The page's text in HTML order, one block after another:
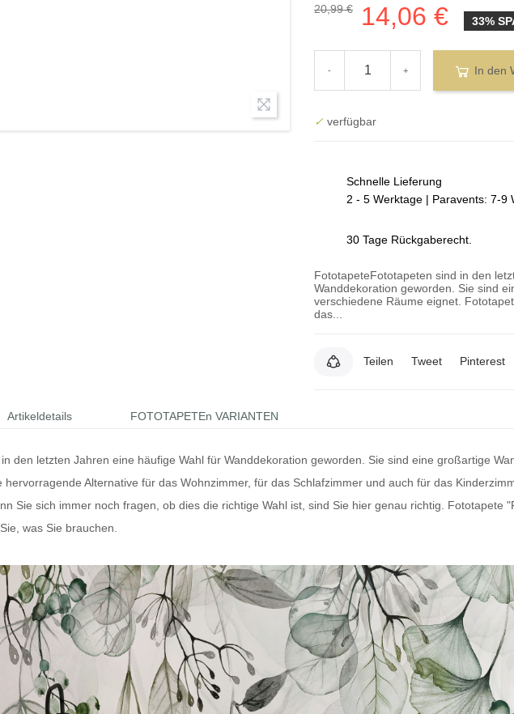
20,99 € 14,06 € 33%
- + In den
✓ verfügbar
Schnelle Lieferung
2 - 5 Werktage | Paravents: 7-9
30 Tage Rückgaberecht.
FototapeteFototapeten sind in den
Wanddekoration geworden. Sie sind
verschiedene Räume eignet.
das...
Teilen Tweet Pinterest
Artikeldetails FOTOTAPETEn VARIANTEN
den letzten Jahren eine häufige Wahl für Wanddekoration geworden. Sie sind eine großartige
hervorragende Alternative für das Wohnzimmer, für das Schlafzimmer und auch für das
Sie sich immer noch fragen, ob dies die richtige Wahl ist, sind Sie hier genau richtig. Fototapete
was Sie brauchen.